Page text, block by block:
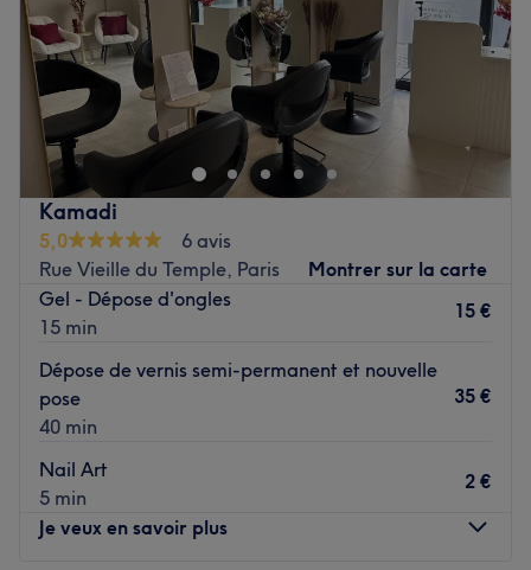
Kamadi
5,0
6 avis
Rue Vieille du Temple, Paris
Montrer sur la carte
Gel - Dépose d'ongles
15 min
15 €
Dépose de vernis semi-permanent et nouvelle
pose
40 min
35 €
Nail Art
5 min
2 €
Je veux en savoir plus